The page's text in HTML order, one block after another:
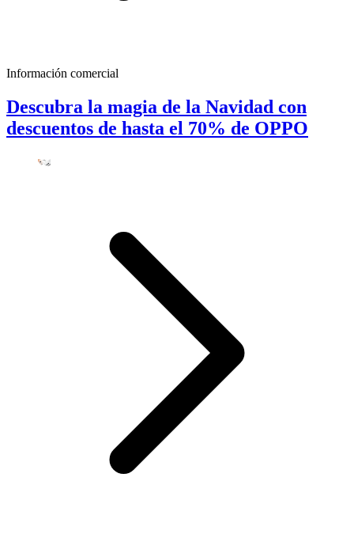
Información comercial
Descubra la magia de la Navidad con
descuentos de hasta el 70% de OPPO